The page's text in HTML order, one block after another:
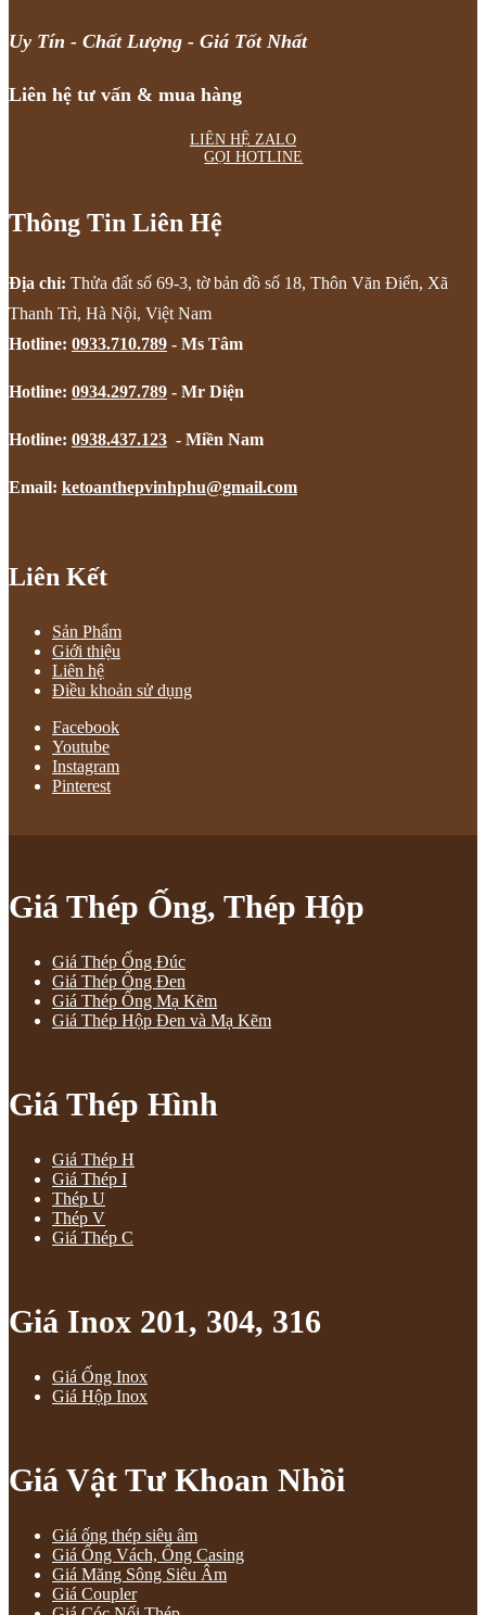
Uy Tín - Chất Lượng - Giá Tốt Nhất
Liên hệ tư vấn & mua hàng
LIÊN HỆ ZALO
GỌI HOTLINE
Thông Tin Liên Hệ
Địa chỉ: Thửa đất số 69-3, tờ bản đồ số 18, Thôn Văn Điển, Xã
Thanh Trì, Hà Nội, Việt Nam
Hotline: 0933.710.789 - Ms Tâm
Hotline: 0934.297.789 - Mr Diện
Hotline: 0938.437.123 - Miền Nam
Email: ketoanthepvinhphu@gmail.com
Liên Kết
Sản Phẩm
Giới thiệu
Liên hệ
Điều khoản sử dụng
Facebook
Youtube
Instagram
Pinterest
Giá Thép Ống, Thép Hộp
Giá Thép Ống Đúc
Giá Thép Ống Đen
Giá Thép Ống Mạ Kẽm
Giá Thép Hộp Đen và Mạ Kẽm
Giá Thép Hình
Giá Thép H
Giá Thép I
Thép U
Thép V
Giá Thép C
Giá Inox 201, 304, 316
Giá Ống Inox
Giá Hộp Inox
Giá Vật Tư Khoan Nhồi
Giá ống thép siêu âm
Giá Ống Vách, Ống Casing
Giá Măng Sông Siêu Âm
Giá Coupler